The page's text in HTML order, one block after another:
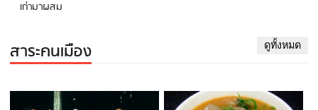
เก่ามาผสม
สาระคนเมือง ดูทั้งหมด